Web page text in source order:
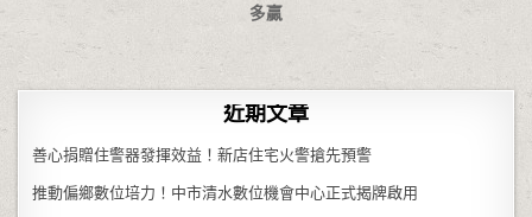
多贏
近期文章
善心捐贈住警器發揮效益！新店住宅火警搶先預警
推動偏鄉數位培力！中市清水數位機會中心正式揭牌啟用